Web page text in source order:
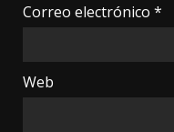
Correo electrónico *
Web